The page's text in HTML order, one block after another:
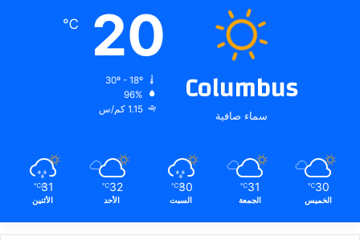
Columbus
سماء صافية
20
℃
96%
1.15 كم/س
30
℃
الخميس
31
℃
الجمعة
30
℃
السبت
32
℃
الأحد
31
℃
الأثنين